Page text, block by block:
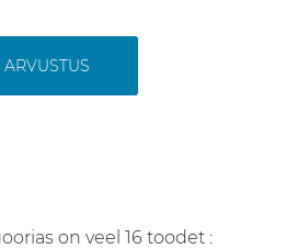
on veel 16 toodet :